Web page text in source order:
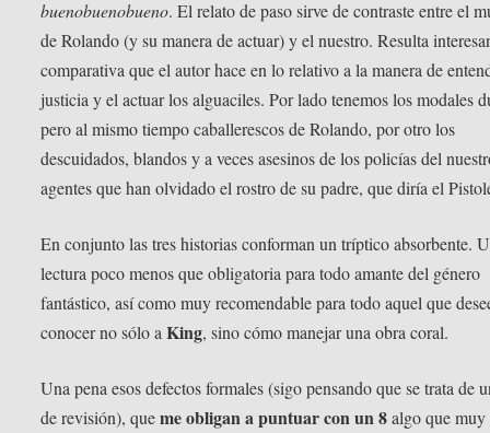
buenobuenobueno. El relato de paso sirve de contraste entre el
de Rolando (y su manera de actuar) y el nuestro. Resulta
comparativa que el autor hace en lo relativo a la manera de
justicia y el actuar los alguaciles. Por lado tenemos los modales
pero al mismo tiempo caballerescos de Rolando, por otro los
descuidados, blandos y a veces asesinos de los policías del
agentes que han olvidado el rostro de su padre, que diría el
En conjunto las tres historias conforman un tríptico absorbente.
lectura poco menos que obligatoria para todo amante del género
fantástico, así como muy recomendable para todo aquel que
conocer no sólo aKing, sino cómo manejar una obra coral.
Una pena esos defectos formales (sigo pensando que se trata de
de revisión), queme obligan a puntuar con un 8algo que muy